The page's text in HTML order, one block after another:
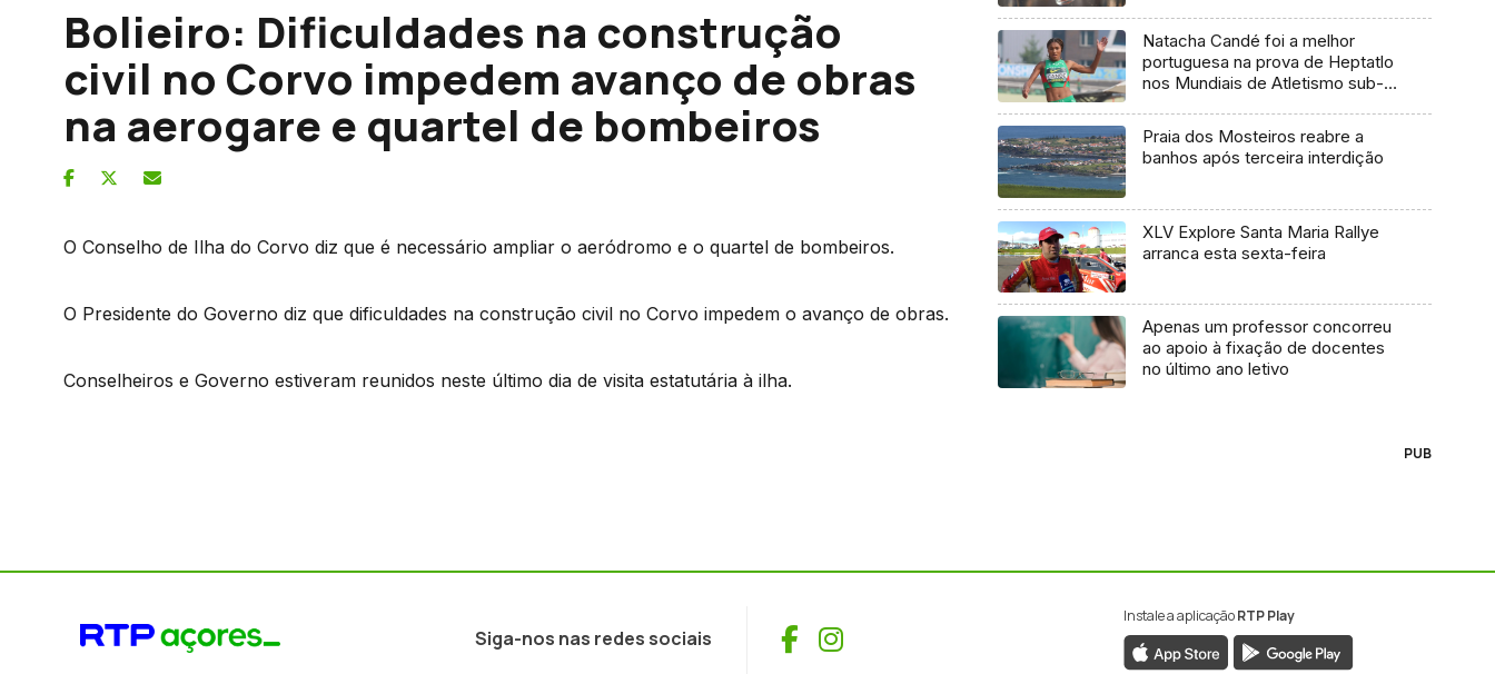
Bolieiro: Dificuldades na construção
civil no Corvo impedem avanço de obras
na aerogare e quartel de bombeiros
O Conselho de Ilha do Corvo diz que é necessário ampliar o aeródromo e o quartel de bombeiros.
O Presidente do Governo diz que dificuldades na construção civil no Corvo impedem o avanço de obras.
Conselheiros e Governo estiveram reunidos neste último dia de visita estatutária à ilha.
Natacha Candé foi a melhor
portuguesa na prova de Heptatlo
nos Mundiais de Atletismo sub-
Praia dos Mosteiros reabre a
banhos após terceira interdição
XLV Explore Santa Maria Rallye
arranca esta sexta-feira
Apenas um professor concorreu
ao apoio à fixação de docentes
no último ano letivo
PUB
Siga-nos nas redes sociais Facebook
Instagram
Instale a aplicaçãoRTP Play